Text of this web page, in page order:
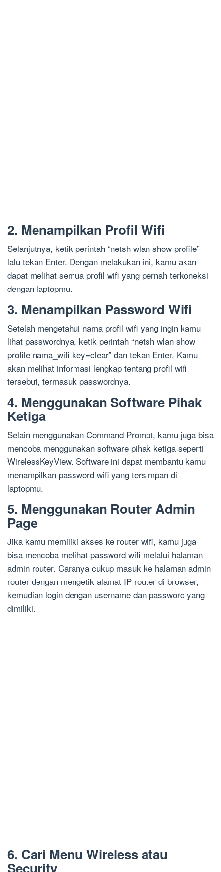
2. Menampilkan Profil Wifi
Selanjutnya, ketik perintah “netsh wlan show profile”
lalu tekan Enter. Dengan melakukan ini, kamu akan
dapat melihat semua profil wifi yang pernah terkoneksi
dengan laptopmu.
3. Menampilkan Password Wifi
Setelah mengetahui nama profil wifi yang ingin kamu
lihat passwordnya, ketik perintah “netsh wlan show
profile nama_wifi key=clear” dan tekan Enter. Kamu
akan melihat informasi lengkap tentang profil wifi
tersebut, termasuk passwordnya.
4. Menggunakan Software Pihak
Ketiga
Selain menggunakan Command Prompt, kamu juga bisa
mencoba menggunakan software pihak ketiga seperti
WirelessKeyView. Software ini dapat membantu kamu
menampilkan password wifi yang tersimpan di
laptopmu.
5. Menggunakan Router Admin
Page
Jika kamu memiliki akses ke router wifi, kamu juga
bisa mencoba melihat password wifi melalui halaman
admin router. Caranya cukup masuk ke halaman admin
router dengan mengetik alamat IP router di browser,
kemudian login dengan username dan password yang
dimiliki.
6. Cari Menu Wireless atau
Security